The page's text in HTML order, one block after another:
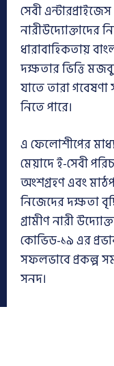
সেবী
নারীউদ্যোক্তাদের
ধারাবাহিকতায়
দক্ষতার ভিত্তি
যাতে তারা
নিতে পারে।
এ ফেলোশীপের
মেয়াদে ই-সেবী
অংশগ্রহণ এবং
নিজেদের দক্ষতা
গ্রামীণ নারী
কোভিড-১৯ এর
সফলভাবে প্রকল্প
সনদ।